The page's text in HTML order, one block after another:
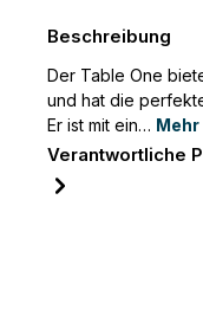
Beschreibung
Der Table One
und hat die
Er ist mit ein… Mehr
Verantwortliche